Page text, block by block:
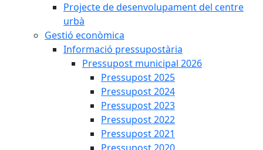
Projecte de desenvolupament del centre
urbà
Gestió econòmica
Informació pressupostària
Pressupost municipal 2026
Pressupost 2025
Pressupost 2024
Pressupost 2023
Pressupost 2022
Pressupost 2021